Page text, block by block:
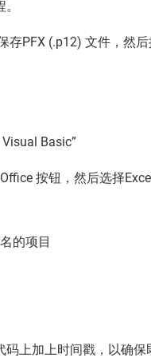
存PFX (.p12) 文件，然
Basic”
按钮，然后选择
的项目
上加上时间戳，以确